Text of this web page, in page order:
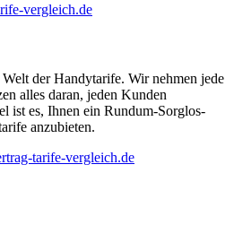
vergleich.de
der Handytarife. Wir nehmen jede
alles daran, jeden Kunden
ist es, Ihnen ein Rundum-Sorglos-
anzubieten.
tarife-vergleich.de